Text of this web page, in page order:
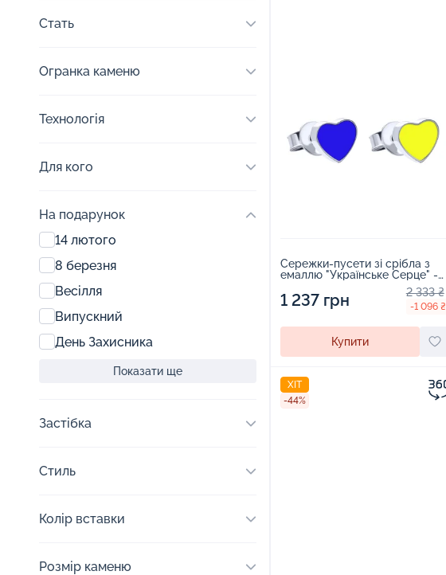
Стать
Огранка каменю
Технологія
Для кого
На подарунок
14 лютого
8 березня
Весілля
Випускний
День Захисника
Показати ще
Застібка
Стиль
Колір вставки
Розмір каменю
Сережки-пусети зі срібла з
емаллю "Українське Серце" -
1 237 грн 2 333 ₴
-1 096 ₴
Купити
ХІТ
-44%